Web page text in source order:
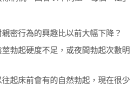
密行為的興趣比以前大幅下降？
勃起硬度不足，或夜間勃起次數明
起床前會有的自然勃起，現在很少